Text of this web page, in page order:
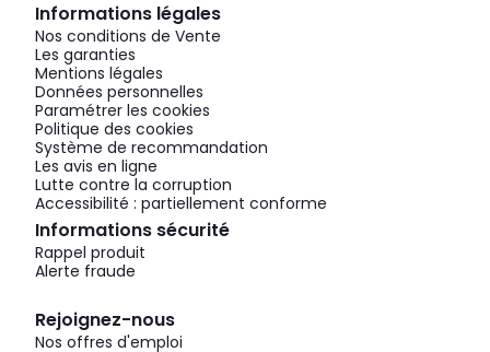
Informations légales
Nos conditions de Vente
Les garanties
Mentions légales
Données personnelles
Paramétrer les cookies
Politique des cookies
Système de recommandation
Les avis en ligne
Lutte contre la corruption
Accessibilité : partiellement conforme
Informations sécurité
Rappel produit
Alerte fraude
Rejoignez-nous
Nos offres d'emploi